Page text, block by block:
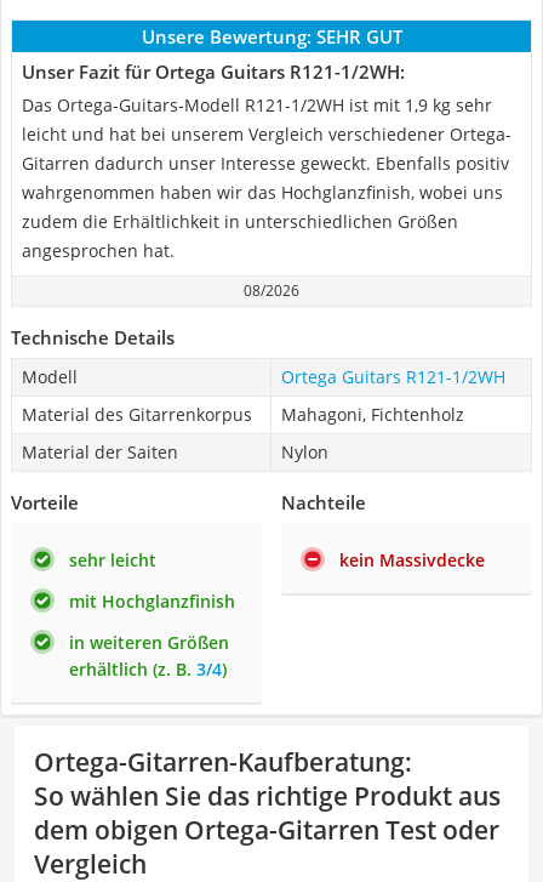
Unsere Bewertung: SEHR GUT
Unser Fazit für Ortega Guitars ‎R121-1/2WH:
Das Ortega-Guitars-Modell ‎R121-1/2WH ist mit 1,9 kg sehr
leicht und hat bei unserem Vergleich verschiedener Ortega-
Gitarren dadurch unser Interesse geweckt. Ebenfalls positiv
wahrgenommen haben wir das Hochglanzfinish, wobei uns
zudem die Erhältlichkeit in unterschiedlichen Größen
angesprochen hat.
08/2026
Technische Details
Modell
Ortega Guitars ‎R121-1/2WH
Material des Gitarrenkorpus
Mahagoni, Fichtenholz
Material der Saiten
Nylon
Vorteile
sehr leicht
mit Hochglanzfinish
in weiteren Größen
erhältlich (z. B. 3/4)
Nachteile
kein Massivdecke
Ortega-Gitarren-Kaufberatung:
So wählen Sie das richtige Produkt aus
dem obigen Ortega-Gitarren Test oder
Vergleich